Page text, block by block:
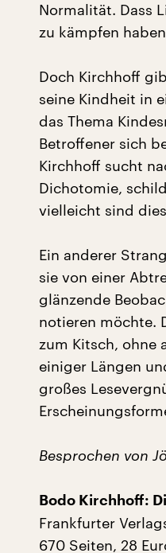
Normalität. Dass
zu kämpfen
Doch Kirchhoff
seine Kindheit in
das Thema
Betroffener sich
Kirchhoff sucht
Dichotomie,
vielleicht sind
Ein anderer
sie von einer
glänzende
notieren möchte.
zum Kitsch, ohne
einiger Längen
großes
Besprochen von
Bodo Kirchhoff:
Frankfurter
670 Seiten, 28